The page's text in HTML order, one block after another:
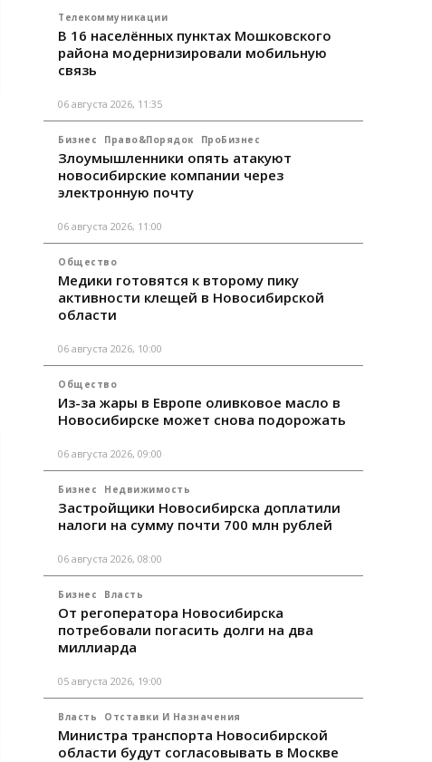
Телекоммуникации
В 16 населённых пунктах Мошковского
района модернизировали мобильную
связь
06 августа 2026, 11:35
Бизнес Право&Порядок ПроБизнес
Злоумышленники опять атакуют
новосибирские компании через
электронную почту
06 августа 2026, 11:00
Общество
Медики готовятся к второму пику
активности клещей в Новосибирской
области
06 августа 2026, 10:00
Общество
Из-за жары в Европе оливковое масло в
Новосибирске может снова подорожать
06 августа 2026, 09:00
Бизнес Недвижимость
Застройщики Новосибирска доплатили
налоги на сумму почти 700 млн рублей
06 августа 2026, 08:00
Бизнес Власть
От регоператора Новосибирска
потребовали погасить долги на два
миллиарда
05 августа 2026, 19:00
Власть Отставки И Назначения
Министра транспорта Новосибирской
области будут согласовывать в Москве